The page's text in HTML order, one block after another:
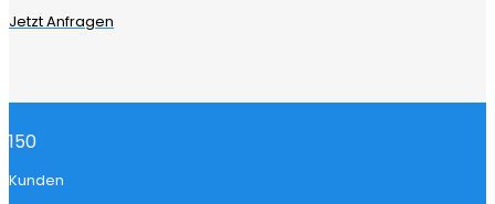
Jetzt Anfragen
150
Kunden